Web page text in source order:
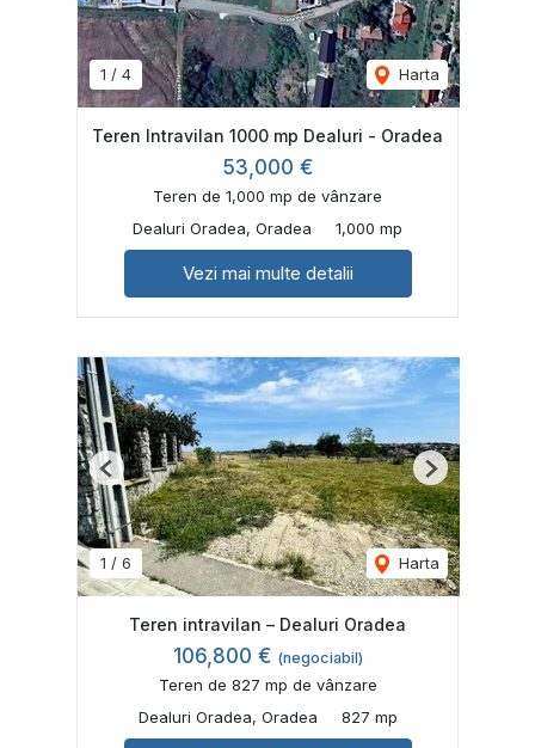
1 / 4 Harta
Teren Intravilan 1000 mp Dealuri - Oradea
53,000 €
Teren de 1,000 mp de vânzare
Dealuri Oradea, Oradea
1,000 mp
Vezi mai multe detalii
1 / 6 Harta
Previous Next
Teren intravilan – Dealuri Oradea
106,800 € (negociabil)
Teren de 827 mp de vânzare
Dealuri Oradea, Oradea
827 mp